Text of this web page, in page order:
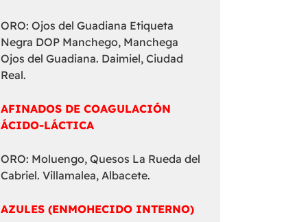
ORO: Ojos del Guadiana Etiqueta
Negra DOP Manchego, Manchega
Ojos del Guadiana. Daimiel, Ciudad
Real.
AFINADOS DE COAGULACIÓN
ÁCIDO-LÁCTICA
ORO: Moluengo, Quesos La Rueda del
Cabriel. Villamalea, Albacete.
AZULES (ENMOHECIDO INTERNO)